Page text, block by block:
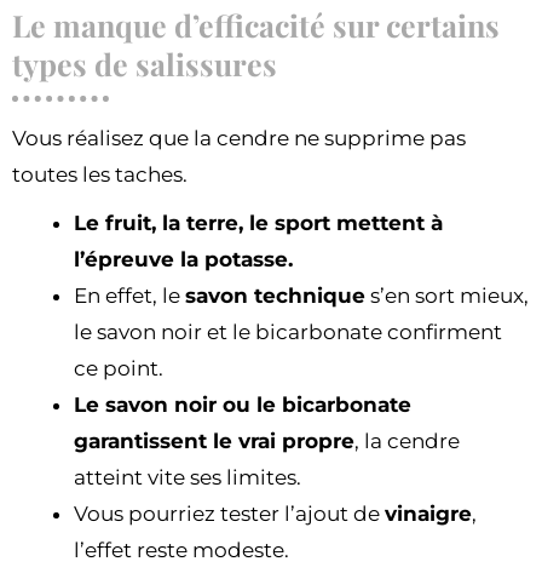
Le manque d’efficacité sur certains
types de salissures
Vous réalisez que la cendre ne supprime pas
toutes les taches.
Le fruit, la terre, le sport mettent à
l’épreuve la potasse.
En effet, le savon technique s’en sort mieux,
le savon noir et le bicarbonate confirment
ce point.
Le savon noir ou le bicarbonate
garantissent le vrai propre, la cendre
atteint vite ses limites.
Vous pourriez tester l’ajout de vinaigre,
l’effet reste modeste.